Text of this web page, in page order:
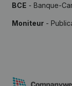
BCE - Banque-
Moniteur -